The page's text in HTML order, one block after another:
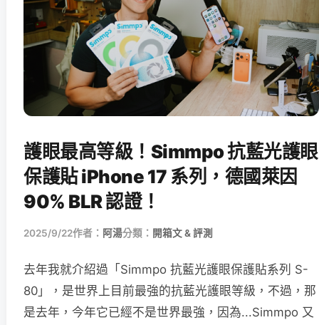
護眼最高等級！Simmpo 抗藍光護眼
保護貼 iPhone 17 系列，德國萊因
90% BLR 認證！
2025/9/22作者： 阿湯分類： 開箱文 & 評測
去年我就介紹過「Simmpo 抗藍光護眼保護貼系列 S-
80」，是世界上目前最強的抗藍光護眼等級，不過，那
是去年，今年它已經不是世界最強，因為...Simmpo 又